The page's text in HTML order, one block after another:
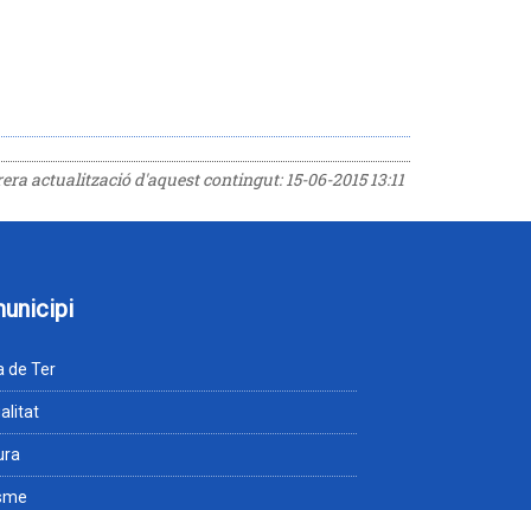
actualització d'aquest contingut:15-06-2015 13:11
de Ter